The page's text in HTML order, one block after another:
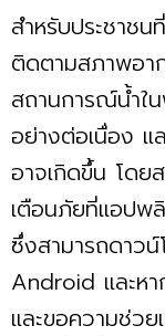
สำหรับประชาชน
ติดตามสภาพอา
สถานการณ์น้ำใ
อย่างต่อเนื่อง
อาจเกิดขึ้น โดย
เตือนภัยที่แอปพ
ซึ่งสามารถดาว
Android และหา
และขอความช่ว